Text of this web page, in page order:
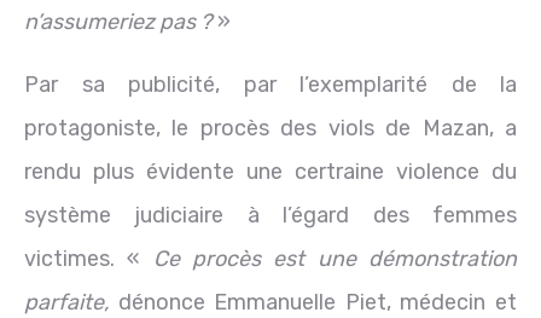
n’assumeriez pas ?»
Par sa publicité, par l’exemplarité de la
protagoniste, le procès des viols de Mazan, a
rendu plus évidente une certraine violence du
système judiciaire à l’égard des femmes
victimes. «
Ce procès est une démonstration
parfaite, dénonce Emmanuelle Piet, médecin et